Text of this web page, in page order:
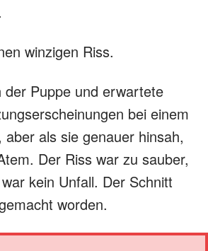
winzigen Riss.
Puppe und erwartete
bei einem
aber als sie genauer hinsah,
Der Riss war zu sauber,
kein Unfall. Der Schnitt
worden.